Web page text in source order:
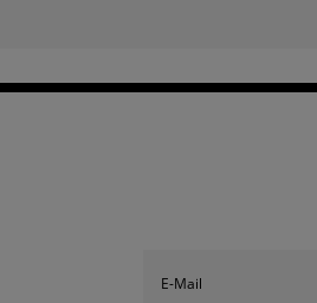
E-Mail